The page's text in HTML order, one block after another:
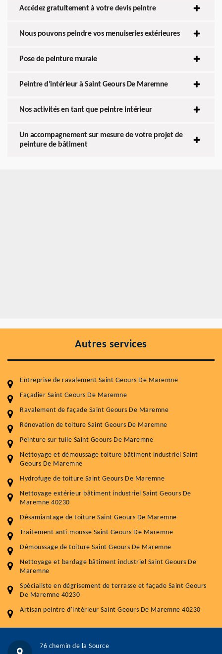
Accédez gratuitement à votre devis peintre
Nous pouvons peindre vos menuiseries extérieures
Pose de peinture murale
Peintre d’intérieur à Saint Geours De Maremne
Nos activités en tant que peintre intérieur
Un accompagnement sur mesure de votre projet de
peinture de bâtiment
Autres services
Entreprise de ravalement Saint Geours De Maremne
Façadier Saint Geours De Maremne
Ravalement de façade Saint Geours De Maremne
Rénovation de toiture Saint Geours De Maremne
Peinture sur tuile Saint Geours De Maremne
Nettoyage et démoussage toiture bâtiment industriel Saint
Geours De Maremne
Hydrofuge de toiture Saint Geours De Maremne
Nettoyage extérieur bâtiment industriel Saint Geours De
Maremne 40230
Désamiantage de toiture Saint Geours De Maremne
Traitement anti-mousse Saint Geours De Maremne
Démoussage de toiture Saint Geours De Maremne
Nettoyage et bardage bâtiment industriel Saint Geours De
Maremne
Spécialiste en dégrisement de terrasse et façade Saint Geours
De Maremne 40230
Artisan peintre d'intérieur Saint Geours De Maremne 40230
76 chemin de la Source
Entretenir votre toiture, c'est préserver sa
Plus de 15 ans d'expérience en couverture et facade
Service
Nettoyageb toiture
Démoussage toiture
Traitement hydrofuge toiture
Prix au m²
9 € / m²
Artisant local recommander